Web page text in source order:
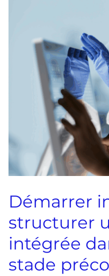
Démarrer
structurer
intégrée
stade